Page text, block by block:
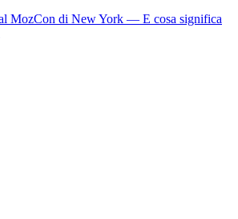
MozCon di New York — E cosa significa